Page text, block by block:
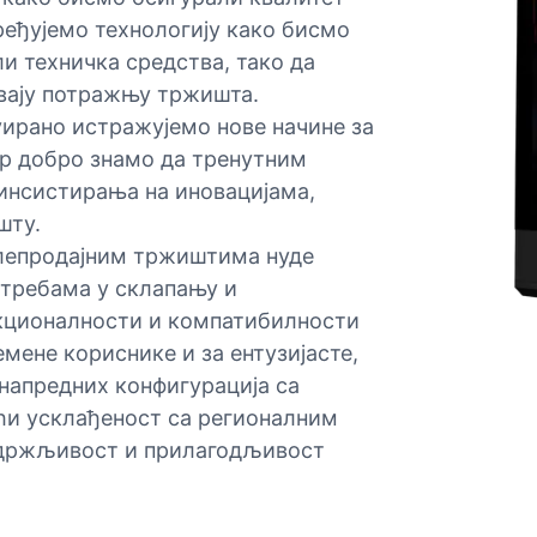
технологију како бисмо
техничка средства, тако да
потражњу тржишта.
истражујемо нове начине за
добро знамо да тренутним
на иновацијама,
тржиштима нуде
у склапању и
и компатибилности
кориснике и за ентузијасте,
конфигурација са
усклађеност са регионалним
и прилагодљивост